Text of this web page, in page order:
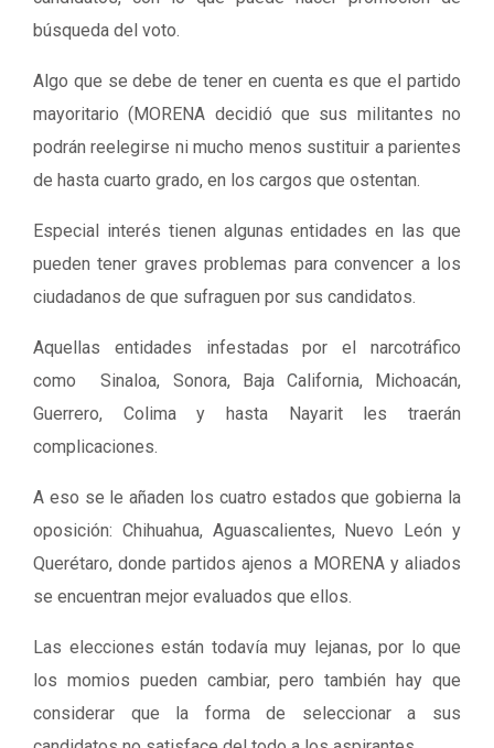
búsqueda del voto.
Algo que se debe de tener en cuenta es que el partido
mayoritario (MORENA decidió que sus militantes no
podrán reelegirse ni mucho menos sustituir a parientes
de hasta cuarto grado, en los cargos que ostentan.
Especial interés tienen algunas entidades en las que
pueden tener graves problemas para convencer a los
ciudadanos de que sufraguen por sus candidatos.
Aquellas entidades infestadas por el narcotráfico
como Sinaloa, Sonora, Baja California, Michoacán,
Guerrero, Colima y hasta Nayarit les traerán
complicaciones.
A eso se le añaden los cuatro estados que gobierna la
oposición: Chihuahua, Aguascalientes, Nuevo León y
Querétaro, donde partidos ajenos a MORENA y aliados
se encuentran mejor evaluados que ellos.
Las elecciones están todavía muy lejanas, por lo que
los momios pueden cambiar, pero también hay que
considerar que la forma de seleccionar a sus